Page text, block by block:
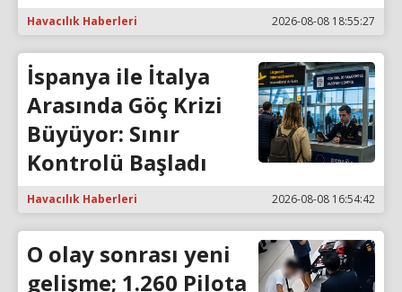
Havacılık Haberleri 2026-08-08 18:55:27
İspanya ile İtalya
Arasında Göç Krizi
Büyüyor: Sınır
Kontrolü Başladı
Havacılık Haberleri 2026-08-08 16:54:42
O olay sonrası yeni
gelişme; 1.260 Pilota